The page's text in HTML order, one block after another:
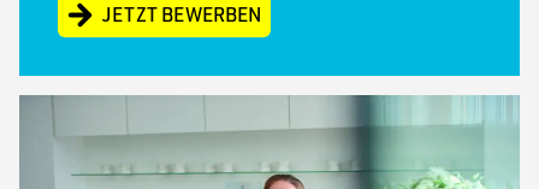
JETZT BEWERBEN